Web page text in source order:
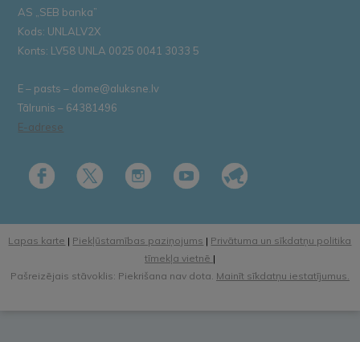
AS „SEB banka”
Kods: UNLALV2X
Konts: LV58 UNLA 0025 0041 3033 5
E – pasts – dome@aluksne.lv
Tālrunis – 64381496
E-adrese
Lapas karte | Piekļūstamības paziņojums | Privātuma un sīkdatņu politika
tīmekļa vietnē |
Pašreizējais stāvoklis: Piekrišana nav dota. Mainīt sīkdatņu iestatījumus.